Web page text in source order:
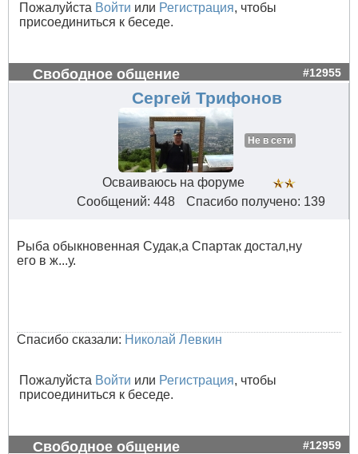
Пожалуйста Войти или Регистрация, чтобы
присоединиться к беседе.
Свободное общение #12955
Сергей Трифонов
Не в сети
Осваиваюсь на форуме
Сообщений: 448
Спасибо получено: 139
Рыба обыкновенная Судак,а Спартак достал,ну
его в ж...у.
Спасибо сказали: Николай Левкин
Пожалуйста Войти или Регистрация, чтобы
присоединиться к беседе.
Свободное общение #12959